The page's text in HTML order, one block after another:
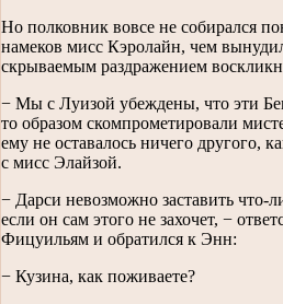
Но полковник вовсе не собирался
намеков мисс Кэролайн, чем
скрываемым раздражением
− Мы с Луизой убеждены, что эти
то образом скомпрометировали
ему не оставалось ничего другого,
с мисс Элайзой.
− Дарси невозможно заставить что-
если он сам этого не захочет, −
Фицуильям и обратился к Энн:
− Кузина, как поживаете?